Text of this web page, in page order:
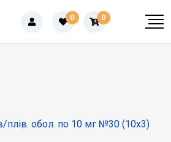
0 0
плів. обол. по 10 мг №30 (10х3)